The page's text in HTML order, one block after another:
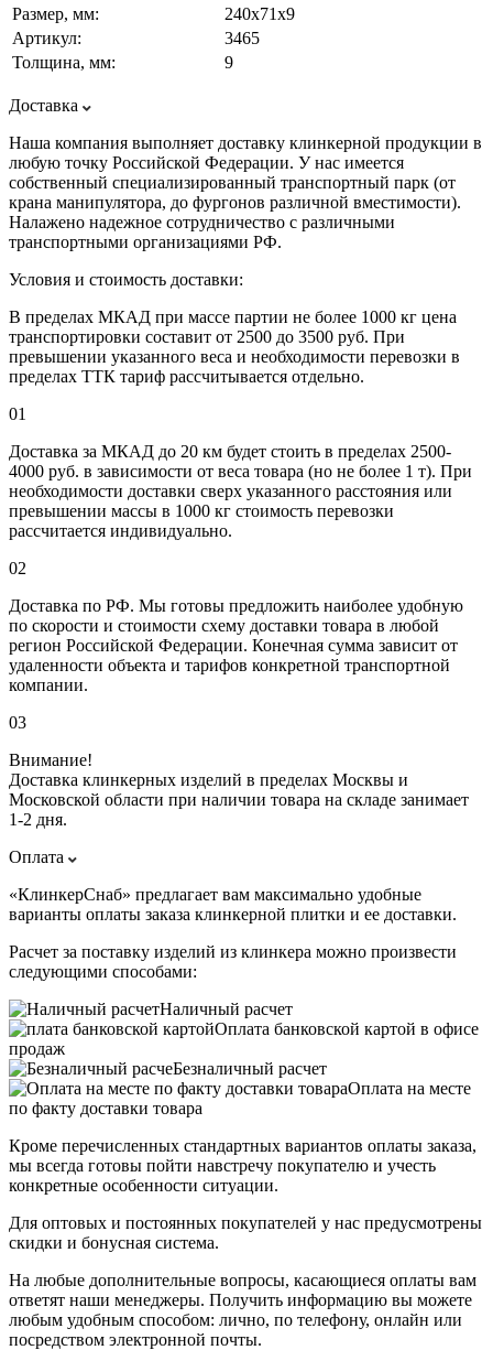
Размер, мм:
240х71х9
Артикул:
3465
Толщина, мм:
9
Доставка
Наша компания выполняет доставку клинкерной продукции в
любую точку Российской Федерации. У нас имеется
собственный специализированный транспортный парк (от
крана манипулятора, до фургонов различной вместимости).
Налажено надежное сотрудничество с различными
транспортными организациями РФ.
Условия и стоимость доставки:
В пределах МКАД при массе партии не более 1000 кг цена
транспортировки составит от 2500 до 3500 руб. При
превышении указанного веса и необходимости перевозки в
пределах ТТК тариф рассчитывается отдельно.
01
Доставка за МКАД до 20 км будет стоить в пределах 2500-
4000 руб. в зависимости от веса товара (но не более 1 т). При
необходимости доставки сверх указанного расстояния или
превышении массы в 1000 кг стоимость перевозки
рассчитается индивидуально.
02
Доставка по РФ. Мы готовы предложить наиболее удобную
по скорости и стоимости схему доставки товара в любой
регион Российской Федерации. Конечная сумма зависит от
удаленности объекта и тарифов конкретной транспортной
компании.
03
Внимание!
Доставка клинкерных изделий в пределах Москвы и
Московской области при наличии товара на складе занимает
1-2 дня.
Оплата
«КлинкерСнаб» предлагает вам максимально удобные
варианты оплаты заказа клинкерной плитки и ее доставки.
Расчет за поставку изделий из клинкера можно произвести
следующими способами:
Наличный расчет
Оплата банковской картой в офисе
продаж
Безналичный расчет
Оплата на месте
по факту доставки товара
Кроме перечисленных стандартных вариантов оплаты заказа,
мы всегда готовы пойти навстречу покупателю и учесть
конкретные особенности ситуации.
Для оптовых и постоянных покупателей у нас предусмотрены
скидки и бонусная система.
На любые дополнительные вопросы, касающиеся оплаты вам
ответят наши менеджеры. Получить информацию вы можете
любым удобным способом: лично, по телефону, онлайн или
посредством электронной почты.